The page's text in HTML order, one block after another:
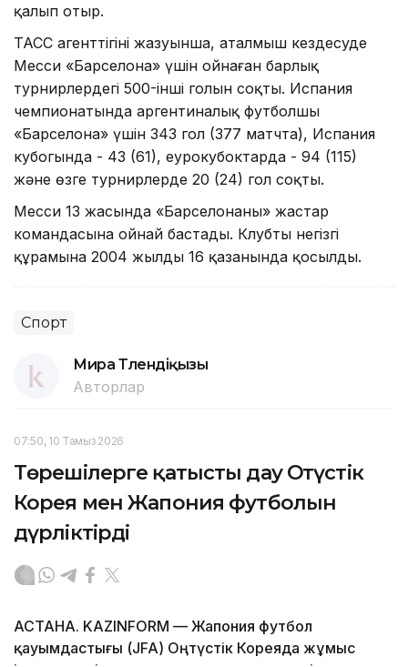
қалып отыр.
ТАСС агенттігінің жазуынша, аталмыш кездесуде
Месси «Барселона» үшін ойнаған барлық
турнирлердегі 500-інші голын соқты. Испания
чемпионатында аргентиналық футболшы
«Барселона» үшін 343 гол (377 матчта), Испания
кубогында - 43 (61), еурокубоктарда - 94 (115)
және өзге турнирлерде 20 (24) гол соқты.
Месси 13 жасында «Барселонаның» жастар
командасына ойнай бастады. Клубтың негізгі
құрамына 2004 жылдың 16 қазанында қосылды.
Спорт
Мира Төлендіқызы
Авторлар
07:50, 10 Тамыз 2026
Төрешілерге қатысты дау Оңтүстік
Корея мен Жапония футболын
дүрліктірді
АСТАНА. KAZINFORM — Жапония футбол
қауымдастығы (JFA) Оңтүстік Кореяда жұмыс